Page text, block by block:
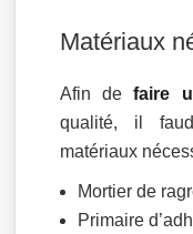
Matériaux
Afin defaire
qualité, il
matériaux
Mortier de
Primaire